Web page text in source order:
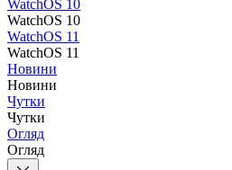
WatchOS 10
WatchOS 10
WatchOS 11
WatchOS 11
Новини
Новини
Чутки
Чутки
Огляд
Огляд